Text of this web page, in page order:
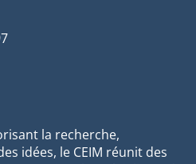
la recherche,
idées, le CEIM réunit des